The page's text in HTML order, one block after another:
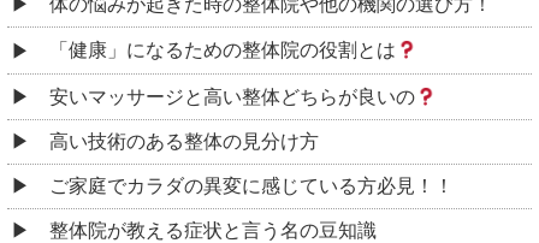
体の悩みが起きた時の整体院や他の機関の選び方！
「健康」になるための整体院の役割とは
安いマッサージと高い整体どちらが良いの
高い技術のある整体の見分け方
ご家庭でカラダの異変に感じている方必見！！
整体院が教える症状と言う名の豆知識